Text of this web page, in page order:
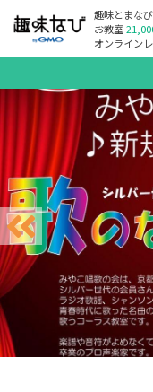
趣味とまな
お教室
オンライン